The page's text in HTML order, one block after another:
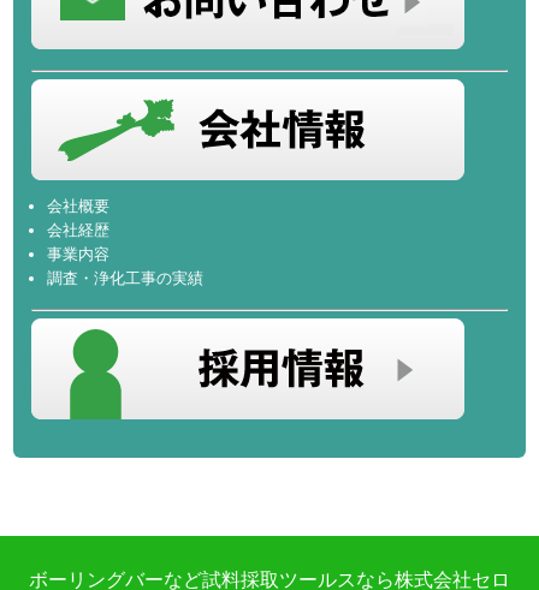
会社概要
会社経歴
事業内容
調査・浄化工事の実績
ボーリングバーなど試料採取ツールスなら株式会社セロ